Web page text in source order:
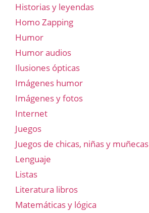
Historias y leyendas
Homo Zapping
Humor
Humor audios
Ilusiones ópticas
Imágenes humor
Imágenes y fotos
Internet
Juegos
Juegos de chicas, niñas y muñecas
Lenguaje
Listas
Literatura libros
Matemáticas y lógica